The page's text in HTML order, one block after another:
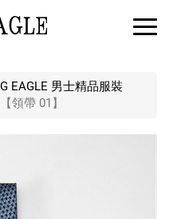
EAGLE 男士精品服裝
領帶 01】